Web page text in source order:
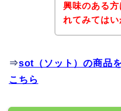
興味のある
れてみては
⇒sot（ソット）の商品
こちら